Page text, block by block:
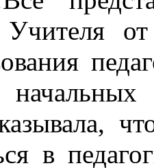
Учителя
в